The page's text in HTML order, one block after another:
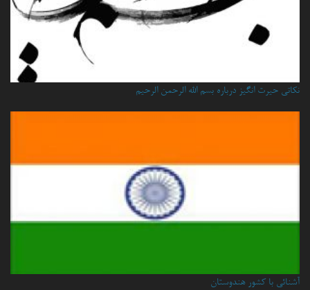
نكاتي حيرت انگيز درباره بسم الله الرحمن الرحيم
آشنائی با کشور هندوستان